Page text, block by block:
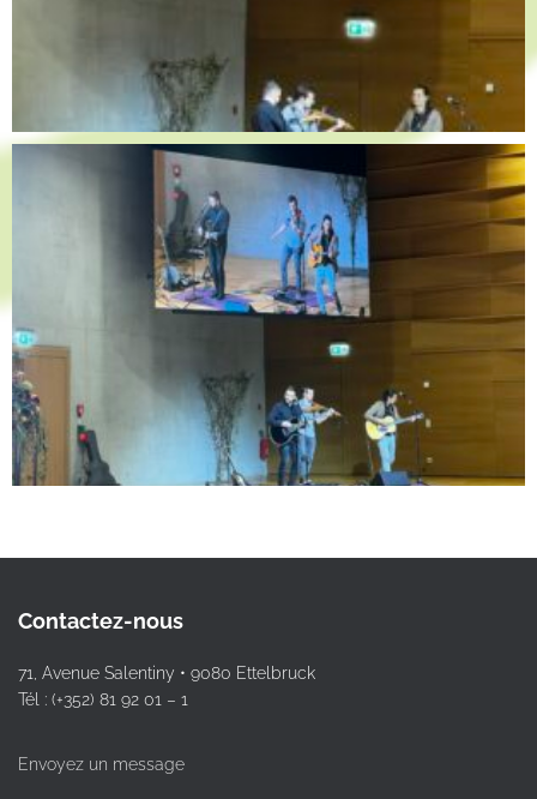
Contactez-nous
71, Avenue Salentiny • 9080 Ettelbruck
Tél : (+352) 81 92 01 – 1
Envoyez un message